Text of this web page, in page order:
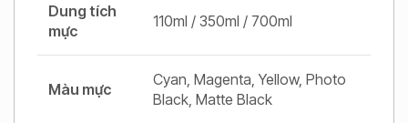
Dung tích
mực
110ml / 350ml / 700ml
Màu mực
Cyan, Magenta, Yellow, Photo
Black, Matte Black